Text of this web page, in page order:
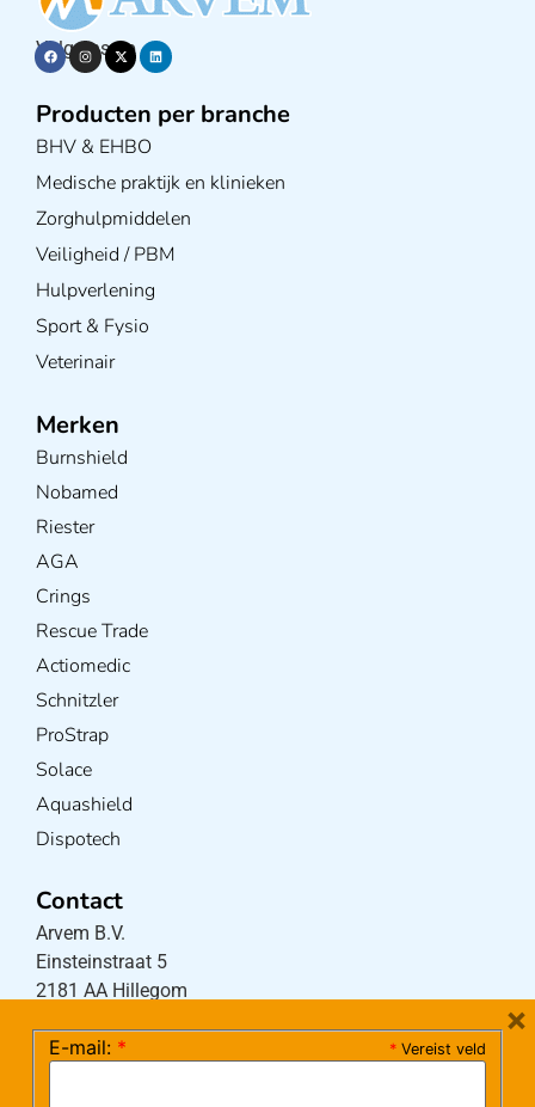
Volg ons op
Producten per branche
BHV & EHBO
Medische praktijk en klinieken
Zorghulpmiddelen
Veiligheid / PBM
Hulpverlening
Sport & Fysio
Veterinair
Merken
Burnshield
Nobamed
Riester
AGA
Crings
Rescue Trade
Actiomedic
Schnitzler
ProStrap
Solace
Aquashield
Dispotech
Contact
Arvem B.V.
Einsteinstraat 5
2181 AA Hillegom
* Vereist veld
E-mail: *
×